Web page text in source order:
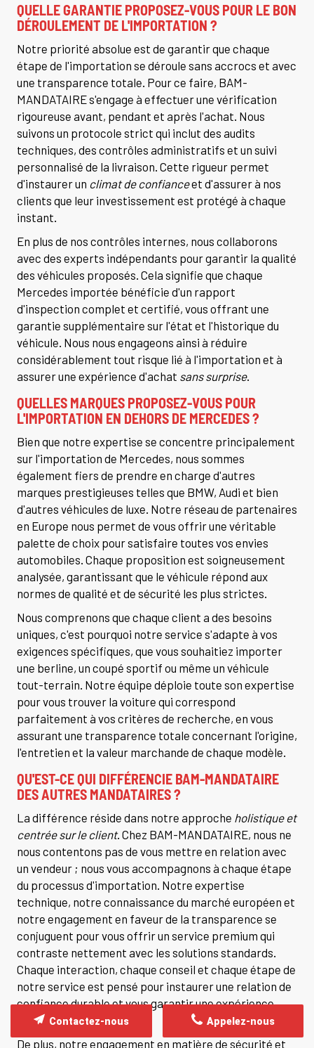
QUELLE GARANTIE PROPOSEZ-VOUS POUR LE BON
DÉROULEMENT DE L'IMPORTATION ?
Notre priorité absolue est de garantir que chaque
étape de l'importation se déroule sans accrocs et avec
une transparence totale. Pour ce faire, BAM-
MANDATAIRE s'engage à effectuer une vérification
rigoureuse avant, pendant et après l'achat. Nous
suivons un protocole strict qui inclut des audits
techniques, des contrôles administratifs et un suivi
personnalisé de la livraison. Cette rigueur permet
d'instaurer un climat de confianceet d'assurer à nos
clients que leur investissement est protégé à chaque
instant.
En plus de nos contrôles internes, nous collaborons
avec des experts indépendants pour garantir la qualité
des véhicules proposés. Cela signifie que chaque
Mercedes importée bénéficie d'un rapport
d'inspection complet et certifié, vous offrant une
garantie supplémentaire sur l'état et l'historique du
véhicule. Nous nous engageons ainsi à réduire
considérablement tout risque lié à l'importation et à
assurer une expérience d'achat sans surprise.
QUELLES MARQUES PROPOSEZ-VOUS POUR
L'IMPORTATION EN DEHORS DE MERCEDES ?
Bien que notre expertise se concentre principalement
sur l'importation de Mercedes, nous sommes
également fiers de prendre en charge d'autres
marques prestigieuses telles que BMW, Audi et bien
d'autres véhicules de luxe. Notre réseau de partenaires
en Europe nous permet de vous offrir une véritable
palette de choix pour satisfaire toutes vos envies
automobiles. Chaque proposition est soigneusement
analysée, garantissant que le véhicule répond aux
normes de qualité et de sécurité les plus strictes.
Nous comprenons que chaque client a des besoins
uniques, c'est pourquoi notre service s'adapte à vos
exigences spécifiques, que vous souhaitiez importer
une berline, un coupé sportif ou même un véhicule
tout-terrain. Notre équipe déploie toute son expertise
pour vous trouver la voiture qui correspond
parfaitement à vos critères de recherche, en vous
assurant une transparence totale concernant l'origine,
l'entretien et la valeur marchande de chaque modèle.
QU'EST-CE QUI DIFFÉRENCIE BAM-MANDATAIRE
DES AUTRES MANDATAIRES ?
La différence réside dans notre approche holistique et
centrée sur le client. Chez BAM-MANDATAIRE, nous ne
nous contentons pas de vous mettre en relation avec
un vendeur ; nous vous accompagnons à chaque étape
du processus d'importation. Notre expertise
technique, notre connaissance du marché européen et
notre engagement en faveur de la transparence se
conjuguent pour vous offrir un service premium qui
contraste nettement avec les solutions standards.
Chaque interaction, chaque conseil et chaque étape de
notre service est pensé pour instaurer une relation de
confiance durable et vous garantir une expérience
d'achat sereine.
De plus, notre engagement en matière de sécurité et
Appelez-nous
Contactez-nous